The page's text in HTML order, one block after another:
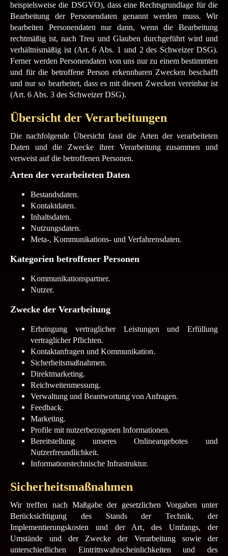
beispielsweise die DSGVO), dass eine Rechtsgrundlage für die
Bearbeitung der Personendaten genannt werden muss. Wir
bearbeiten Personendaten nur dann, wenn die Bearbeitung
rechtmäßig ist, nach Treu und Glauben durchgeführt wird und
verhältnismäßig ist (Art. 6 Abs. 1 und 2 des Schweizer DSG).
Ferner werden Personendaten von uns nur zu einem bestimmten
und für die betroffene Person erkennbaren Zwecken beschafft
und nur so bearbeitet, dass es mit diesen Zwecken vereinbar ist
(Art. 6 Abs. 3 des Schweizer DSG).
Übersicht der Verarbeitungen
Die nachfolgende Übersicht fasst die Arten der verarbeiteten
Daten und die Zwecke ihrer Verarbeitung zusammen und
verweist auf die betroffenen Personen.
Arten der verarbeiteten Daten
Bestandsdaten.
Kontaktdaten.
Inhaltsdaten.
Nutzungsdaten.
Meta-, Kommunikations- und Verfahrensdaten.
Kategorien betroffener Personen
Kommunikationspartner.
Nutzer.
Zwecke der Verarbeitung
Erbringung vertraglicher Leistungen und Erfüllung
vertraglicher Pflichten.
Kontaktanfragen und Kommunikation.
Sicherheitsmaßnahmen.
Direktmarketing.
Reichweitenmessung.
Verwaltung und Beantwortung von Anfragen.
Feedback.
Marketing.
Profile mit nutzerbezogenen Informationen.
Bereitstellung unseres Onlineangebotes und
Nutzerfreundlichkeit.
Informationstechnische Infrastruktur.
Sicherheitsmaßnahmen
Wir treffen nach Maßgabe der gesetzlichen Vorgaben unter
Berücksichtigung des Stands der Technik, der
Implementierungskosten und der Art, des Umfangs, der
Umstände und der Zwecke der Verarbeitung sowie der
unterschiedlichen Eintrittswahrscheinlichkeiten und des